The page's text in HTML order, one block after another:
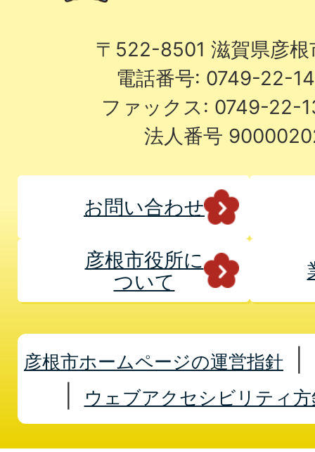
〒522-8501 滋賀県彦
電話番号: 0749-22-
ファックス: 0749-22-
法人番号
お問い合わせ
彦根市役所に
ついて
彦根市ホームページの運営指針
ウェブアクセシビリティ方